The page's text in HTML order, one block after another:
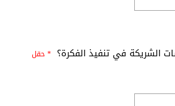
الشريكة في تنفيذ الفكرة؟ * حقل